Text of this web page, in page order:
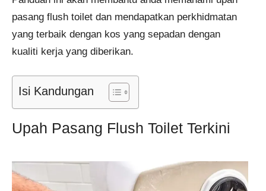
pasang flush toilet dan mendapatkan perkhidmatan
yang terbaik dengan kos yang sepadan dengan
kualiti kerja yang diberikan.
Isi Kandungan
Upah Pasang Flush Toilet Terkini